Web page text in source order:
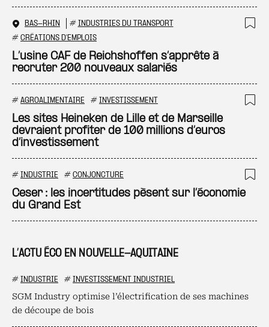
L’ACTU ÉCO EN NOUVELLE-AQUITAINE
# INDUSTRIE # INVESTISSEMENT INDUSTRIEL
SGM Industry optimise l’électrification de ses machines
de découpe de bois
BAS-RHIN # INDUSTRIES DU TRANSPORT
# CRÉATIONS D'EMPLOIS
L’usine CAF de Reichshoffen s’apprête à
recruter 200 nouveaux salariés
# AGROALIMENTAIRE # INVESTISSEMENT
Les sites Heineken de Lille et de Marseille
devraient profiter de 100 millions d’euros
d’investissement
# INDUSTRIE # CONJONCTURE
Ceser : les incertitudes pèsent sur l’économie
du Grand Est